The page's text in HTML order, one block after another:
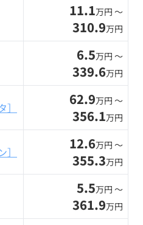
11.1万円 〜
310.9万円
6.5万円 〜
339.6万円
62.9万円 〜
356.1万円
12.6万円 〜
355.3万円
5.5万円 〜
361.9万円